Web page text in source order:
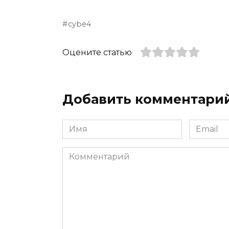
cybe4
Оцените статью
Добавить
Имя
*
Email
*
Комментарий